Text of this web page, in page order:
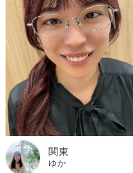
関東
ゆか